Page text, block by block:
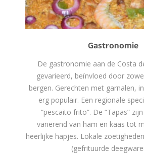
Gastronomie
De gastronomie aan de Costa
gevarieerd, beïnvloed door
bergen. Gerechten met garnalen,
erg populair. Een regionale
“pescaito frito”. De “Tapas”
variërend van ham en kaas tot
heerlijke hapjes. Lokale
(gefrituurde